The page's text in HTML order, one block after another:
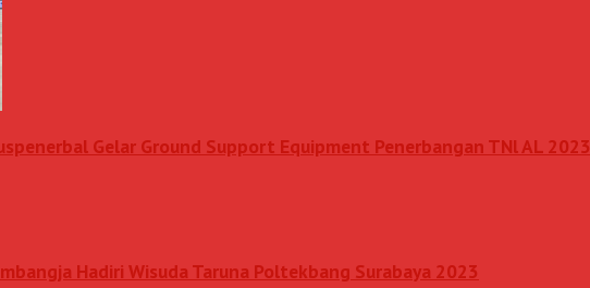
Gelar Ground Support Equipment Penerbangan TNl AL 2023
Hadiri Wisuda Taruna Poltekbang Surabaya 2023